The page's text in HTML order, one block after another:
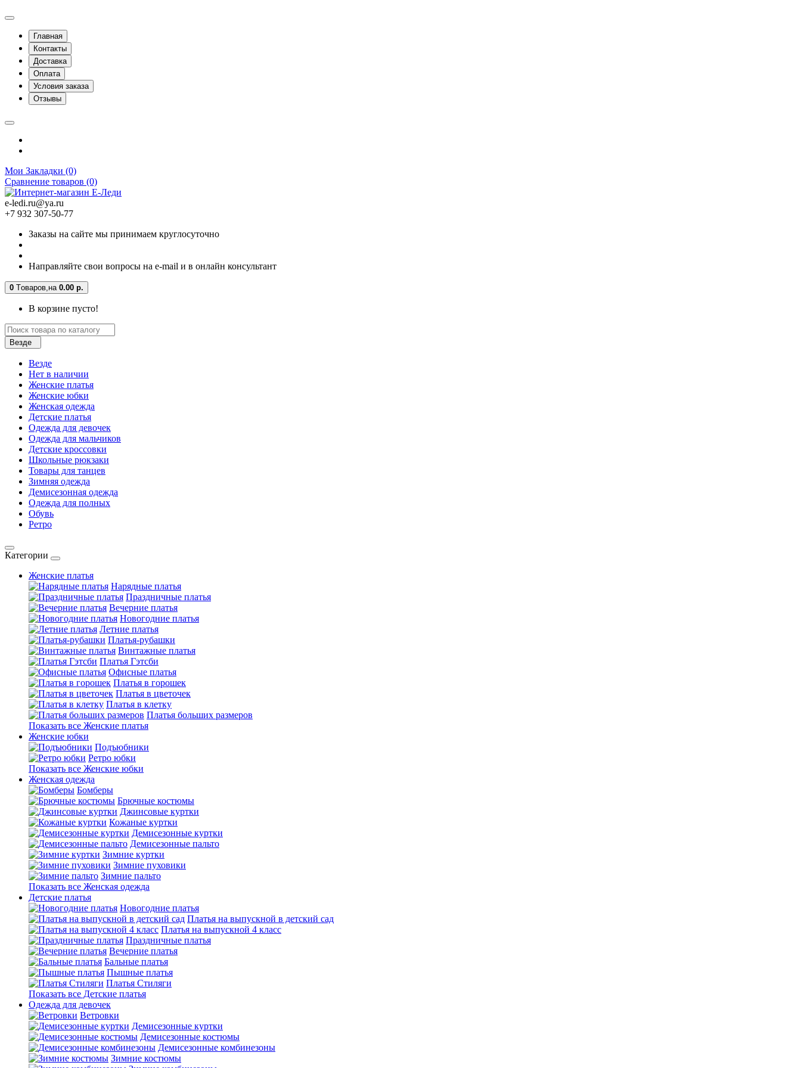
Главная
Контакты
Доставка
Оплата
Условия заказа
Отзывы
Мои Закладки (0)
Сравнение товаров (0)
e-ledi.ru@ya.ru
+7 932 307-50-77
Заказы на сайте мы принимаем круглосуточно
Направляйте свои вопросы на e-mail и в онлайн консультант
0 Tоваров,на 0.00 р.
В корзине пусто!
Везде
Везде
Нет в наличии
Женские платья
Женские юбки
Женская одежда
Детские платья
Одежда для девочек
Одежда для мальчиков
Детские кроссовки
Школьные рюкзаки
Товары для танцев
Зимняя одежда
Демисезонная одежда
Одежда для полных
Обувь
Ретро
Категории
Женские платья
Нарядные платья
Праздничные платья
Вечерние платья
Новогодние платья
Летние платья
Платья-рубашки
Винтажные платья
Платья Гэтсби
Офисные платья
Платья в горошек
Платья в цветочек
Платья в клетку
Платья больших размеров
Показать все Женские платья
Женские юбки
Подъюбники
Ретро юбки
Показать все Женские юбки
Женская одежда
Бомберы
Брючные костюмы
Джинсовые куртки
Кожаные куртки
Демисезонные куртки
Демисезонные пальто
Зимние куртки
Зимние пуховики
Зимние пальто
Показать все Женская одежда
Детские платья
Новогодние платья
Платья на выпускной в детский сад
Платья на выпускной 4 класс
Праздничные платья
Вечерние платья
Бальные платья
Пышные платья
Платья Стиляги
Показать все Детские платья
Одежда для девочек
Ветровки
Демисезонные куртки
Демисезонные костюмы
Демисезонные комбинезоны
Зимние костюмы